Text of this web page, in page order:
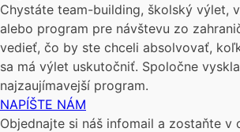
Chystáte team-building, školský výlet,
alebo program pre návštevu zo
vedieť, čo by ste chceli absolvovať,
sa má výlet uskutočniť. Spoločne
najzaujímavejší program.
NAPÍŠTE NÁM
Objednajte si náš infomail a zostaňte v